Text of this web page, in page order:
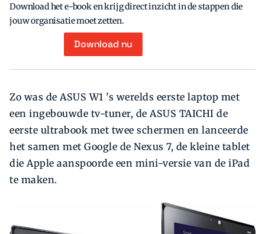
Download het e-book en krijg direct inzicht in de stappen die
jouw organisatie moet zetten.
Download nu
Zo was de ASUS W1 ’s werelds eerste laptop met
een ingebouwde tv-tuner, de ASUS TAICHI de
eerste ultrabook met twee schermen en lanceerde
het samen met Google de Nexus 7, de kleine tablet
die Apple aanspoorde een mini-versie van de iPad
te maken.